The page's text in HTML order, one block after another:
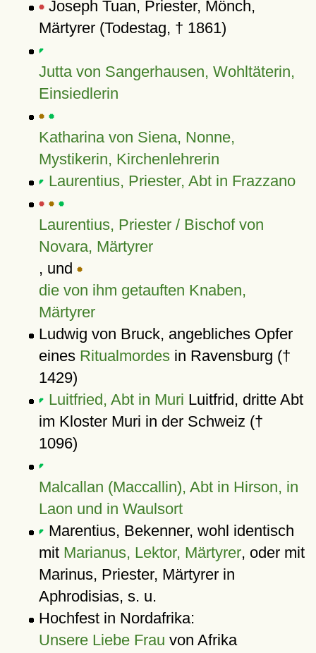
Joseph Tuan, Priester, Mönch,
Märtyrer (Todestag, † 1861)
Jutta von Sangerhausen, Wohltäterin,
Einsiedlerin
Katharina von Siena, Nonne,
Mystikerin, Kirchenlehrerin
Laurentius, Priester, Abt in Frazzano
Laurentius, Priester / Bischof von
Novara, Märtyrer
, und
die von ihm getauften Knaben,
Märtyrer
Ludwig von Bruck, angebliches Opfer
eines Ritualmordesin Ravensburg (†
1429)
Luitfried, Abt in Muri Luitfrid, dritte Abt
im Kloster Muri in der Schweiz (†
1096)
Malcallan (Maccallin), Abt in Hirson, in
Laon und in Waulsort
Marentius, Bekenner, wohl identisch
mit Marianus, Lektor, Märtyrer, oder mit
Marinus, Priester, Märtyrer in
Aphrodisias, s. u.
Hochfest in Nordafrika:
Unsere Liebe Frau von Afrika